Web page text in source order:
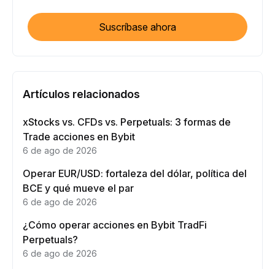
Suscríbase ahora
Artículos relacionados
xStocks vs. CFDs vs. Perpetuals: 3 formas de
Trade acciones en Bybit
6 de ago de 2026
Operar EUR/USD: fortaleza del dólar, política del
BCE y qué mueve el par
6 de ago de 2026
¿Cómo operar acciones en Bybit TradFi
Perpetuals?
6 de ago de 2026